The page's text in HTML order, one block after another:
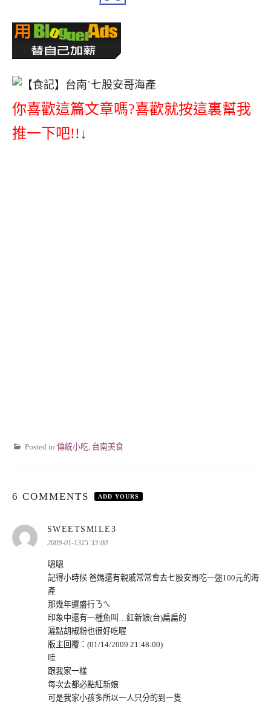
你喜歡這篇文章嗎?喜歡就按這裏幫我
推一下吧!!↓
Posted in 傳統小吃, 台南美食
6 COMMENTS ADD YOURS
SWEETSMILE3
2009-01-1315:33:00
嗯嗯
記得小時候 爸媽還有親戚常常會去七股安哥吃一盤100元的海
產
那幾年還盛行ㄋㄟ
印象中還有一種魚叫…紅新娘(台)扁扁的
灑點胡椒粉也很好吃喔
版主回覆：(01/14/2009 21:48:00)
哇
跟我家一樣
每次去都必點紅新娘
可是我家小孩多所以一人只分的到一隻